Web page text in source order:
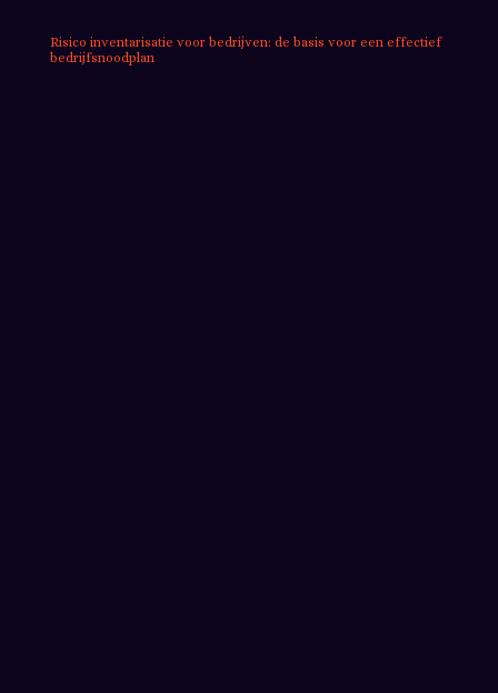
Risico inventarisatie voor bedrijven: de basis voor een effectief
bedrijfsnoodplan